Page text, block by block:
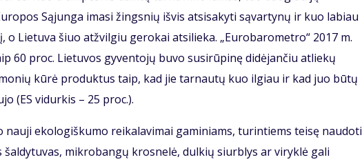
Sąjunga imasi žingsnių išvis atsisakyti sąvartynų ir kuo labiau
Lietuva šiuo atžvilgiu gerokai atsilieka. „Eurobarometro“ 2017 m.
60 proc. Lietuvos gyventojų buvo susirūpinę didėjančiu atliekų
kūrė produktus taip, kad jie tarnautų kuo ilgiau ir kad juo būtų
(ES vidurkis – 25 proc.).
nauji ekologiškumo reikalavimai gaminiams, turintiems teisę naudoti
mikrobangų krosnelė, dulkių siurblys ar viryklė gali